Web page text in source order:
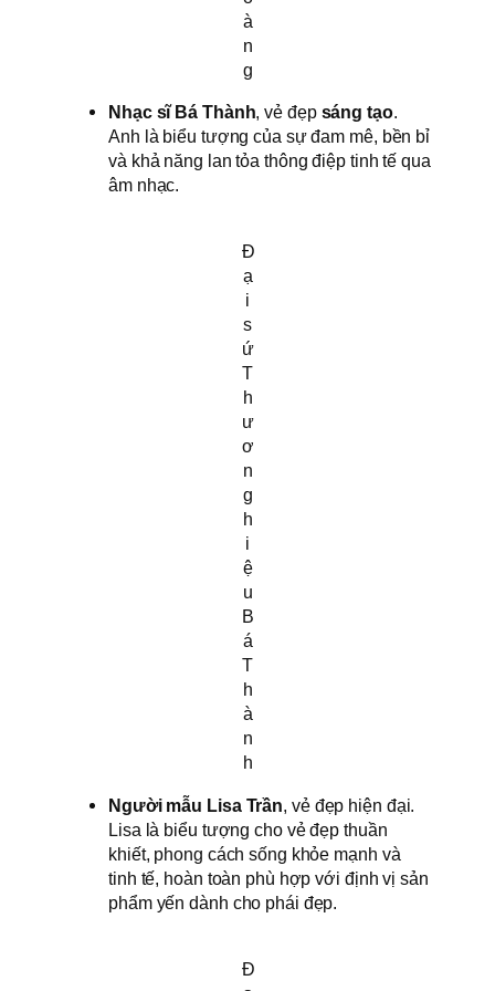
à
n
g
Nhạc sĩ Bá Thành, vẻ đẹpsáng tạo.
Anh là biểu tượng của sự đam mê, bền bỉ
và khả năng lan tỏa thông điệp tinh tế qua
âm nhạc.
Đ
ạ
i
s
ứ
T
h
ư
ơ
n
g
h
i
ệ
u
B
á
T
h
à
n
h
Người mẫu Lisa Trần, vẻ đẹp hiện đại.
Lisa là biểu tượng cho vẻ đẹp thuần
khiết, phong cách sống khỏe mạnh và
tinh tế, hoàn toàn phù hợp với định vị sản
phẩm yến dành cho phái đẹp.
Đ